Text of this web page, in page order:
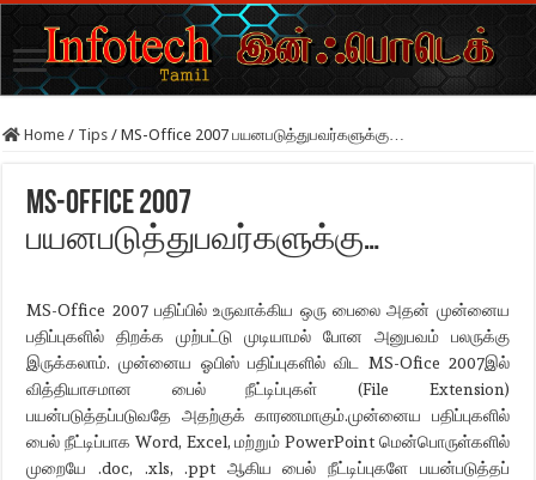
Home / Tips / MS-Office 2007 பயனபடுத்துபவர்களுக்கு…
MS-Office 2007
பயனபடுத்துபவர்களுக்கு…
MS-Office 2007 பதிப்பில் உருவாக்கிய ஒரு பைலை அதன் முன்னைய
பதிப்புகளில் திறக்க முற்பட்டு முடியாமல் போன அனுபவம் பலருக்கு
இருக்கலாம். முன்னைய ஓபிஸ் பதிப்புகளில் விட MS-Ofice 2007இல்
வித்தியாசமான பைல் நீட்டிப்புகள் (File Extension)
பயன்படுத்தப்படுவதே அதற்குக் காரணமாகும்.முன்னைய பதிப்புகளில்
பைல் நீட்டிப்பாக Word, Excel, மற்றும் PowerPoint மென்பொருள்களில்
முறையே .doc, .xls, .ppt ஆகிய பைல் நீட்டிப்புகளே பயன்படுத்தப்